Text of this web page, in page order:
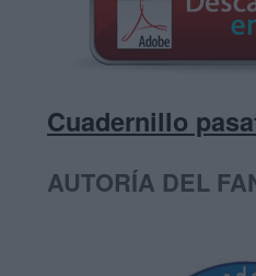
Cuadernillo
AUTORÍA DEL